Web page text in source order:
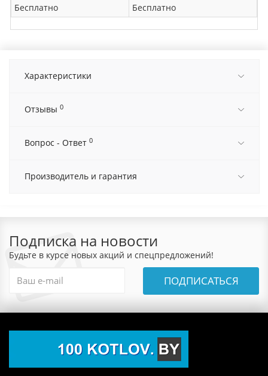
Бесплатно
Бесплатно
Характеристики
Отзывы 0
Вопрос - Ответ 0
Производитель и гарантия
Подписка на новости
Будьте в курсе новых акций и спецпредложений!
ПОДПИСАТЬСЯ